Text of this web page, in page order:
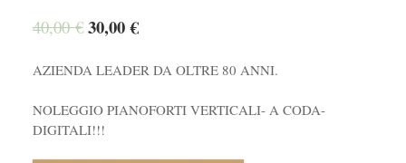
40,00€ 30,00€
AZIENDA LEADER DA OLTRE 80 ANNI.
NOLEGGIO PIANOFORTI VERTICALI- A CODA-
DIGITALI!!!